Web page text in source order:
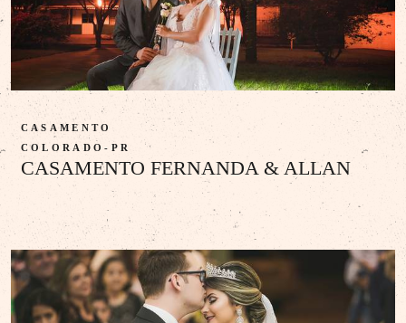
CASAMENTO FERNANDA & ALLAN
CASAMENTO
COLORADO-PR